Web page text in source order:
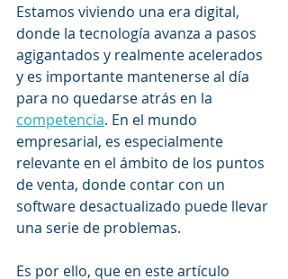
Estamos viviendo una era digital,
donde la tecnología avanza a pasos
agigantados y realmente acelerados
y es importante mantenerse al día
para no quedarse atrás en la
competencia. En el mundo
empresarial, es especialmente
relevante en el ámbito de los puntos
de venta, donde contar con un
software desactualizado puede llevar
una serie de problemas.
Es por ello, que en este artículo